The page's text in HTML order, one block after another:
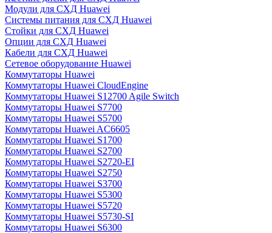
Модули для СХД Huawei
Системы питания для СХД Huawei
Стойки для СХД Huawei
Опции для СХД Huawei
Кабели для СХД Huawei
Сетевое оборудование Huawei
Коммутаторы Huawei
Коммутаторы Huawei CloudEngine
Коммутаторы Huawei S12700 Agile Switch
Коммутаторы Huawei S7700
Коммутаторы Huawei S5700
Коммутаторы Huawei AC6605
Коммутаторы Huawei S1700
Коммутаторы Huawei S2700
Коммутаторы Huawei S2720-EI
Коммутаторы Huawei S2750
Коммутаторы Huawei S3700
Коммутаторы Huawei S5300
Коммутаторы Huawei S5720
Коммутаторы Huawei S5730-SI
Коммутаторы Huawei S6300